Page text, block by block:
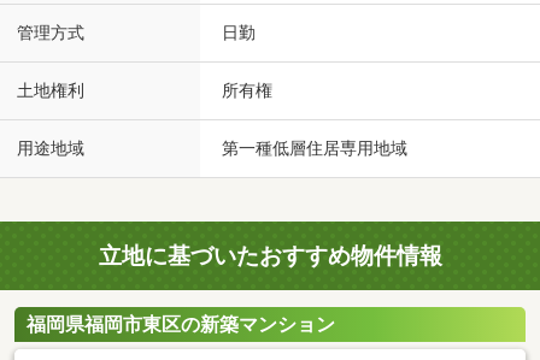
管理方式 日勤
土地権利 所有権
用途地域 第一種低層住居専用地域
立地に基づいたおすすめ物件情報
福岡県福岡市東区の新築マンション